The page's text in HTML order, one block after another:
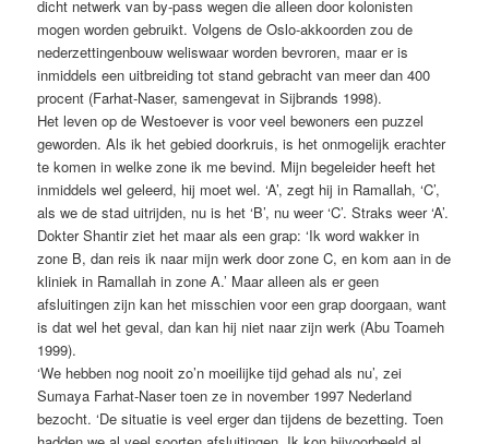
dicht netwerk van by-pass wegen die alleen door kolonisten
mogen worden gebruikt. Volgens de Oslo-akkoorden zou de
nederzettingenbouw weliswaar worden bevroren, maar er is
inmiddels een uitbreiding tot stand gebracht van meer dan 400
procent (Farhat-Naser, samengevat in Sijbrands 1998).
Het leven op de Westoever is voor veel bewoners een puzzel
geworden. Als ik het gebied doorkruis, is het onmogelijk erachter
te komen in welke zone ik me bevind. Mijn begeleider heeft het
inmiddels wel geleerd, hij moet wel. ‘A’, zegt hij in Ramallah, ‘C’,
als we de stad uitrijden, nu is het ‘B’, nu weer ‘C’. Straks weer ‘A’.
Dokter Shantir ziet het maar als een grap: ‘Ik word wakker in
zone B, dan reis ik naar mijn werk door zone C, en kom aan in de
kliniek in Ramallah in zone A.’ Maar alleen als er geen
afsluitingen zijn kan het misschien voor een grap doorgaan, want
is dat wel het geval, dan kan hij niet naar zijn werk (Abu Toameh
1999).
‘We hebben nog nooit zo’n moeilijke tijd gehad als nu’, zei
Sumaya Farhat-Naser toen ze in november 1997 Nederland
bezocht. ‘De situatie is veel erger dan tijdens de bezetting. Toen